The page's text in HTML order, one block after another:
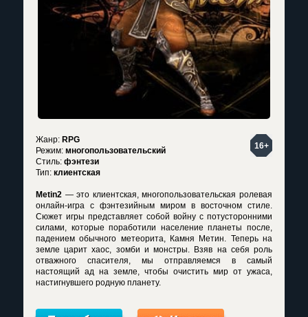
16+
Жанр: RPG
Режим: многопользовательский
Стиль: фэнтези
Тип: клиентская
Metin2 — это клиентская, многопользовательская ролевая
онлайн-игра с фэнтезийным миром в восточном стиле.
Сюжет игры представляет собой войну с потусторонними
силами, которые поработили население планеты после,
падением обычного метеорита, Камня Метин. Теперь на
земле царит хаос, зомби и монстры. Взяв на себя роль
отважного спасителя, мы отправляемся в самый
настоящий ад на земле, чтобы очистить мир от ужаса,
настигнувшего родную планету.